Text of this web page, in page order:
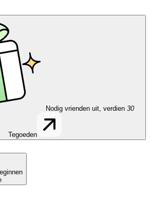
Nodig vrienden uit, verdien 30
Tegoeden